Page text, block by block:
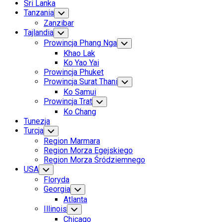
Sri Lanka
Tanzania Toggle
Child
Menu
Zanzibar
Tajlandia Toggle
Child
Menu
Prowincja Phang Nga Toggle
Child
Khao Lak
Ko Yao Yai
Prowincja Phuket
Prowincja Surat Thani Toggle
Child
Ko Samui
Prowincja Trat Toggle
Child
Menu
Ko Chang
Tunezja
Turcja Toggle
Child
Menu
Region Marmara
Region Morza Egejskiego
Region Morza Śródziemnego
USA Toggle
Child
Menu
Floryda
Georgia Toggle
Child
Menu
Atlanta
Illinois Toggle
Child
Chicago